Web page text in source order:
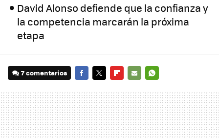
David Alonso defiende que la confianza y
la competencia marcarán la próxima
etapa
7 comentarios
MAIL